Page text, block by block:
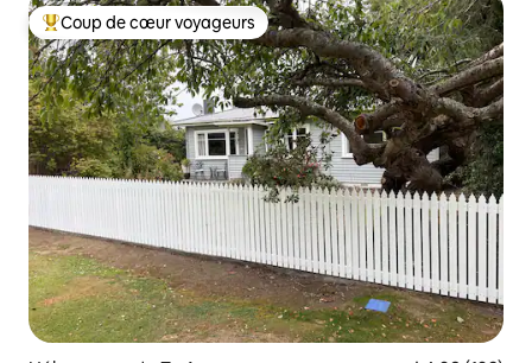
Coups de cœur voyageurs les plus appréciés
Coup de cœur voyageurs